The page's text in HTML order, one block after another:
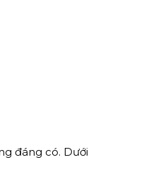
đáng có. Dưới